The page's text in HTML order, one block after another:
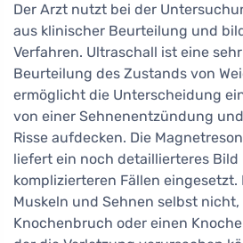
Der Arzt nutzt bei der
aus klinischer Beurteilung und
Verfahren. Ultraschall ist eine
Beurteilung des Zustands von
ermöglicht die Unterscheidung
von einer Sehnenentzündung
Risse aufdecken. Die
liefert ein noch detaillierteres Bild
komplizierteren Fällen
Muskeln und Sehnen selbst
Knochenbruch oder einen